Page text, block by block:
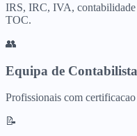
IRS, IRC, IVA,
TOC.
👥
Equipa de
Profissionais com
📝